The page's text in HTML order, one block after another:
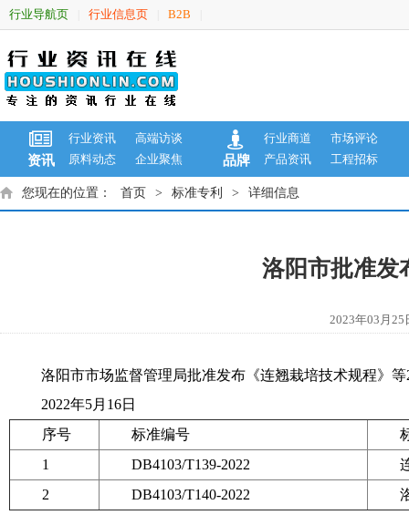
行业导航页 行业信息页 B2B
资讯
行业资讯
高端访谈
原料动态
企业聚焦 品牌
行业商道
市场评论
产品资讯
工程招标
您现在的位置： 首页 > 标准专利 > 详细信息
洛阳市批准发
2023年03月
洛阳市市场监督管理局批准发布《连翘栽培技术规程》
2022年5月16日
序号
标准编号
1
DB4103/T139-2022
2
DB4103/T140-2022